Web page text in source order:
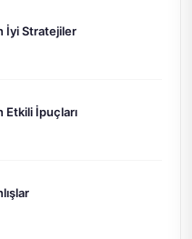
İyi Stratejiler
Etkili İpuçları